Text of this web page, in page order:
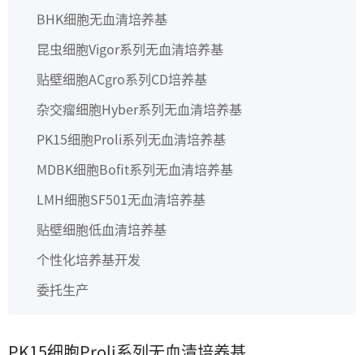
BHK细胞无血清培养基
昆虫细胞Vigor系列无血清培养基
贴壁细胞ACgro系列CD培养基
杂交瘤细胞Hyber系列无血清培养基
PK15细胞Proli系列无血清培养基
MDBK细胞Bofit系列无血清培养基
LMH细胞SF501无血清培养基
贴壁细胞低血清培养基
个性化培养基开发
委托生产